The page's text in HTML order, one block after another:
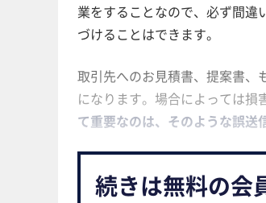
業をすることなので、必ず間
づけることはできます。
取引先へのお見積書、提案書、
になります。場合によっては損
て重要なのは、そのような誤送
続きは無料の会